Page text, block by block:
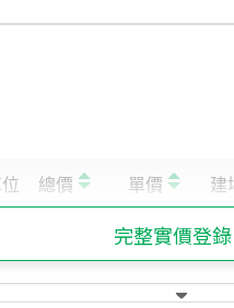
完整實價登錄